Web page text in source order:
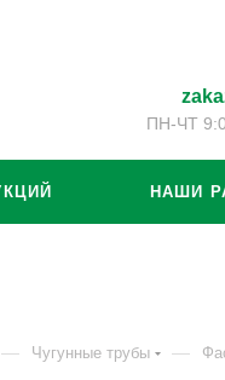
ПН-ЧТ
НАШИ
— Чугунные трубы —